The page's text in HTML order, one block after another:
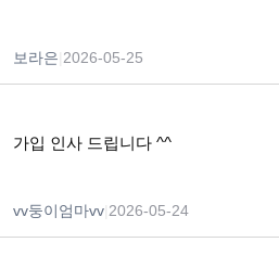
보라은 2026-05-25
가입 인사 드립니다 ^^
vv둥이엄마vv 2026-05-24